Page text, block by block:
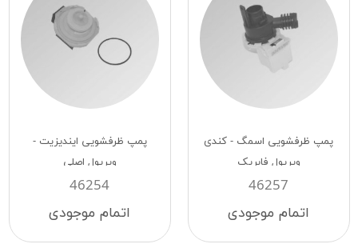
پمپ ظرفشویی اسمگ - کندی
ویرپول فابریک
46257
اتمام موجودی
پمپ ظرفشویی ایندیزیت -
ویرپول اصلی
46254
اتمام موجودی